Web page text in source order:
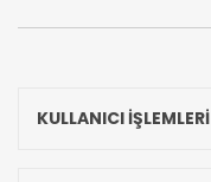
KULLANICI İŞLEMLERİ